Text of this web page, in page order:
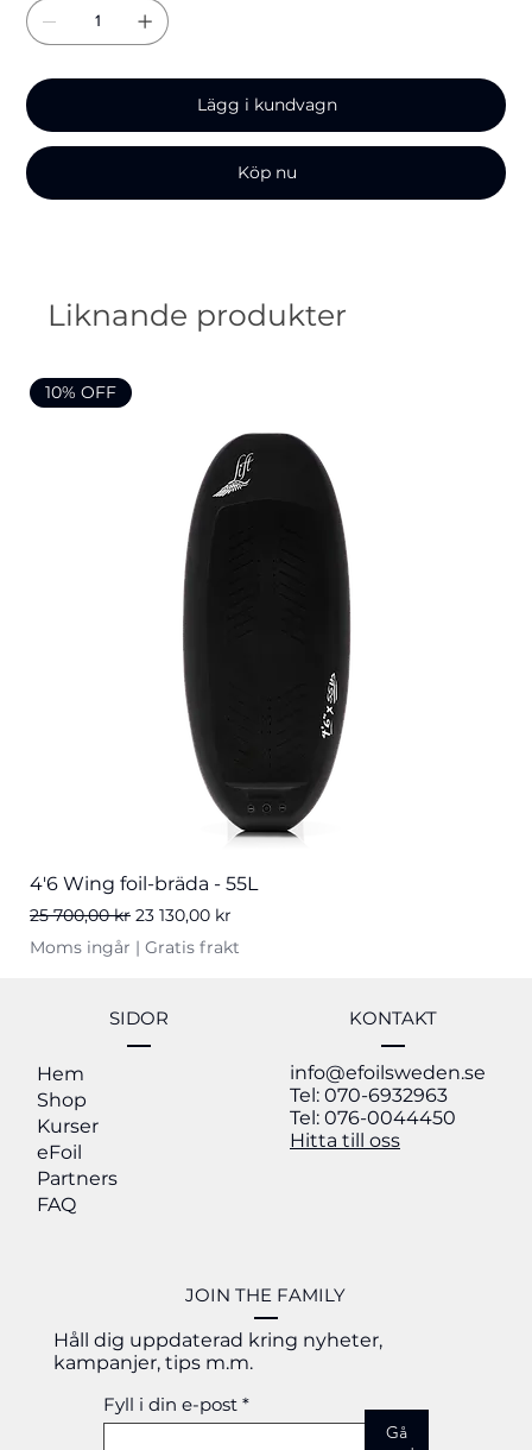
Lägg i kundvagn
Köp nu
Liknande produkter
10% OFF
4'6 Wing foil-bräda - 55L
Ordinarie pris
25 700,00 kr Reapris
23 130,00 kr
Moms ingår | Gratis frakt
JOIN THE FAMILY
Håll dig uppdaterad kring nyheter,
kampanjer, tips m.m.
Fyll i din e-post
Gå
SIDOR
Hem
Shop
Kurser
eFoil
Partners
FAQ
KONTAKT
info@efoilsweden.se
Tel: 070-6932963
Tel: 076-0044450
Hitta till oss